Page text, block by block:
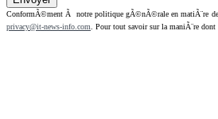
ConformÃ©ment Ã notre politique gÃ©nÃ©rale en matiÃ¨re de
privacy@it-news-info.com . Pour tout savoir sur la maniÃ¨re